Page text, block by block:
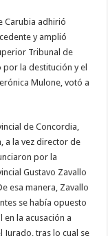
Carubia adhirió
y amplió
Tribunal de
por la destitución y el
Mulone, votó a
de Concordia,
a la vez director de
por la
Gustavo Zavallo
esa manera, Zavallo
se había opuesto
la acusación a
tras lo cual se